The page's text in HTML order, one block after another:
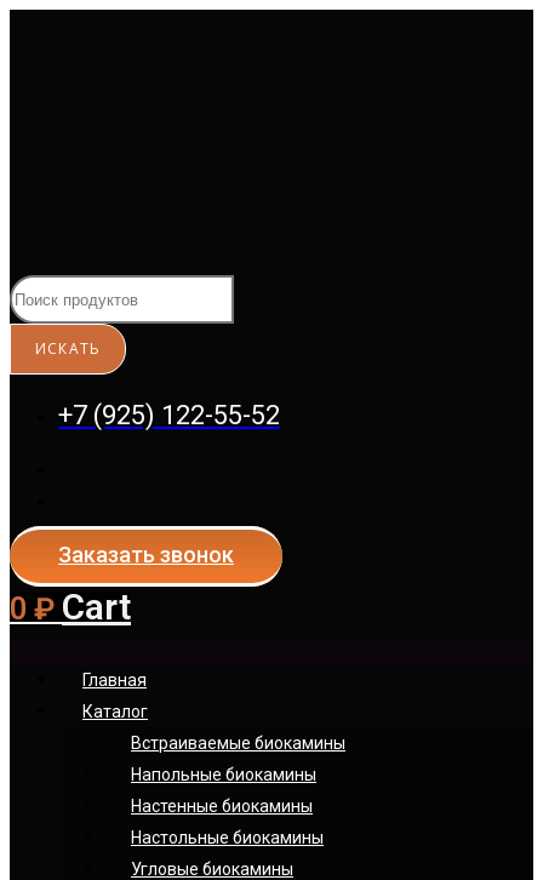
+7 (925) 122-55-52
Заказать звонок
0 ₽ Cart
Главная
Каталог
Встраиваемые биокамины
Напольные биокамины
Настенные биокамины
Настoльные биокамины
Угловые биокамины